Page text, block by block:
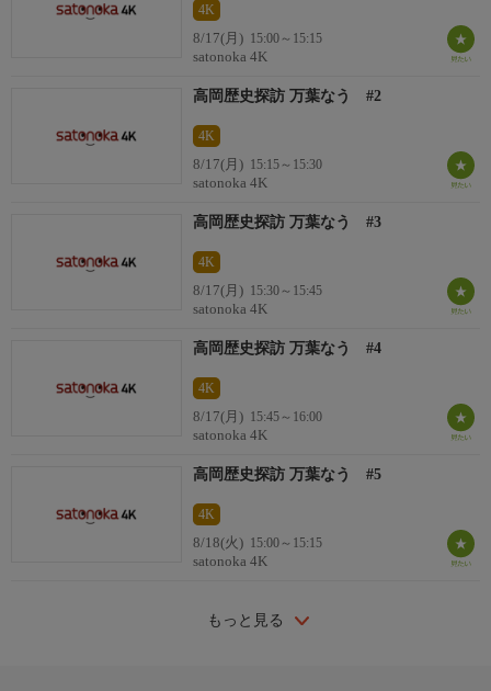
4K
8/17(月) 15:00～15:15
satonoka 4K
高岡歴史探訪 万葉なう #2
4K
8/17(月) 15:15～15:30
satonoka 4K
高岡歴史探訪 万葉なう #3
4K
8/17(月) 15:30～15:45
satonoka 4K
高岡歴史探訪 万葉なう #4
4K
8/17(月) 15:45～16:00
satonoka 4K
高岡歴史探訪 万葉なう #5
4K
8/18(火) 15:00～15:15
satonoka 4K
もっと見る